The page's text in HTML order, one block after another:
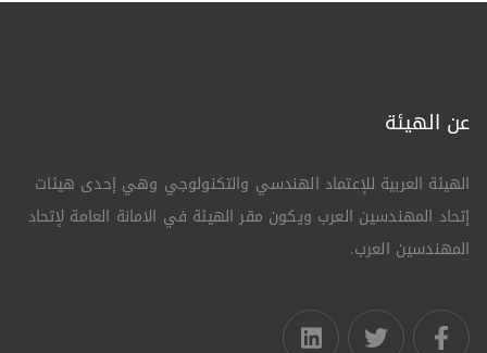
عن الهيئة
الهيئة العربية للإعتماد الهندسي والتكنولوجي وهي إحدى هيئات
إتحاد المهندسين العرب ويكون مقر الهيئة في الامانة العامة لإتحاد
المهندسين العرب.